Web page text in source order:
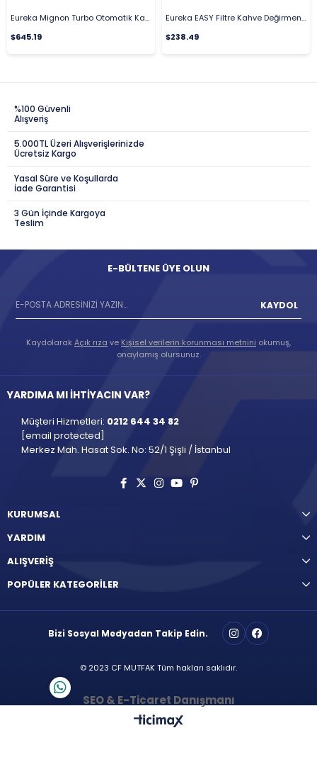
Eureka Mignon Turbo Otomatik Kahve Değirmeni
$645.19
Eureka EASY Filtre Kahve Değirmeni, 50 mm
$238.49
%100 Güvenli
Alışveriş
5.000TL Üzeri Alışverişlerinizde
Ücretsiz Kargo
Yasal Süre ve Koşullarda
İade Garantisi
3 Gün İçinde Kargoya
Teslim
E-BÜLTENE ÜYE OLUN
KAYDOL
KaydolarakAçık rıza ve Kişisel verilerin korunması metnini okumuş,
onaylamış olursunuz.
YARDIMA MI İHTİYACIN VAR?
Müşteri Hizmetleri: 0212 644 34 82
[email protected]
Merkez Mah. Hasat Sok. No: 52/1 Şişli / İstanbul
KURUMSAL
YARDIM
ALIŞVERİŞ
POPÜLER KATEGORİLER
Bizi Sosyal Medyadan Takip Edin.
© 2023 CF MUTFAK Tüm hakları saklıdır.
SEO & E-Ticaret Danışmanı